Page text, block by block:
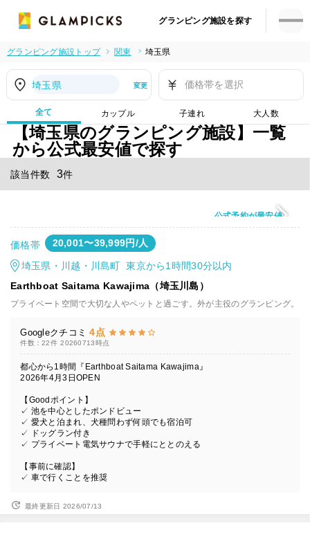
グランピング施設を探す
グランピング施設トップ 関東 埼玉県
埼玉県 変更 価格帯を選択
全て カップル 子連れ 大人数
【埼玉県のグランピング施設】一覧
から公式最安値で探す
該当件数 3件
公式予約が最安値
価格帯 20,001〜39,999円/人
埼玉県・川越・川島町 東京から1時間30分以内
Earthboat Saitama Kawajima（埼玉川島）
プライベート空間で大切な人やペットと過ごす。外が主役のグランピング。
Googleクチコミ 4点
件数：22件 20260713時点
都心から1時間『Earthboat Saitama Kawajima』
2026年4月3日OPEN
【Goodポイント】
✓ 池を中心としたポンドビュー
✓ 愛犬と泊まれ、犬種問わず何頭でも宿泊可
✓ ドッグラン付き
✓ プライベート電気サウナで手軽にととのえる
【事前に確認】
✓ 車で行くことを推奨
最終更新日 2026/07/13